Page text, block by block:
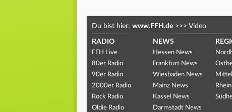
Du bist hier: www.FFH.de >>> Video
RADIO
FFH Live
80er Radio
90er Radio
2000er Radio
Rock Radio
Oldie Radio
NEWS
Hessen News
Frankfurt News
Wiesbaden News
Mainz News
Kassel News
Darmstadt News